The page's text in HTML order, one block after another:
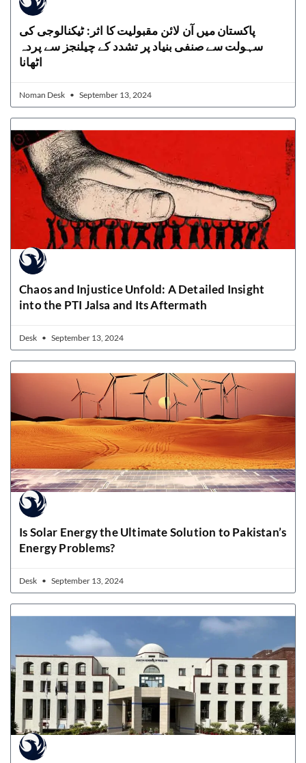
پاکستان میں آن لائن مقبولیت کا اثر: ٹیکنالوجی کی
سہولت سے صنفی بنیاد پر تشدد کے چیلنجز سے پردہ
اٹھانا
Noman Desk September 13, 2024
Chaos and Injustice Unfold: A Detailed Insight
into the PTI Jalsa and Its Aftermath
Desk September 13, 2024
Is Solar Energy the Ultimate Solution to Pakistan’s
Energy Problems?
Desk September 13, 2024